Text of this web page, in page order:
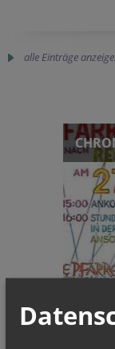
alle Einträge
Ein Fest